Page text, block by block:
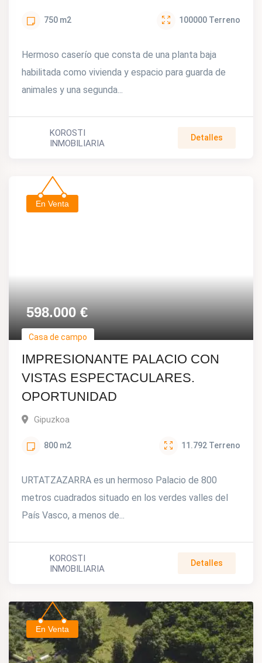
750 m2 100000 Terreno
Hermoso caserío que consta de una planta baja
habilitada como vivienda y espacio para guarda de
animales y una segunda...
KOROSTI
INMOBILIARIA
Detalles
En Venta
598.000€
Casa de campo
IMPRESIONANTE PALACIO CON
VISTAS ESPECTACULARES.
OPORTUNIDAD
Gipuzkoa
800 m2 11.792 Terreno
URTATZAZARRA es un hermoso Palacio de 800
metros cuadrados situado en los verdes valles del
País Vasco, a menos de...
KOROSTI
INMOBILIARIA
Detalles
En Venta